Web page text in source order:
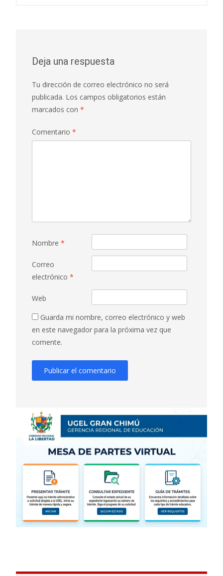
entradas
Deja una respuesta
Tu dirección de correo electrónico no será
publicada. Los campos obligatorios están
marcados con *
Comentario *
Nombre *
Correo
electrónico *
Web
Guarda mi nombre, correo electrónico y web
en este navegador para la próxima vez que
comente.